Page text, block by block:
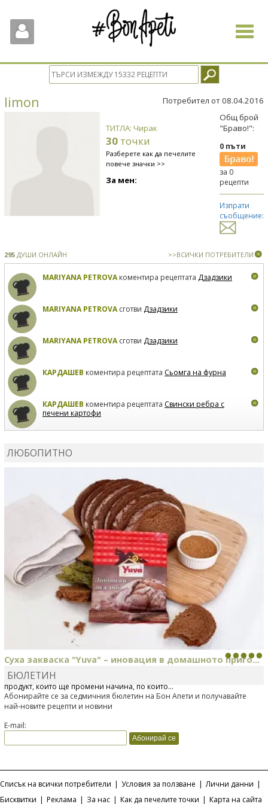
Toggle
limon Потребител от 08.04.2016
ТИТЛА: Чирак
30 точки
Разберете как да печелите
повече значки >>
За мен:
Общ брой
"Браво!":
0 пъти
за 0
рецепти
Изпрати
съобщение:
295 ДУШИ ОНЛАЙН >>ВСИЧКИ ПОТРЕБИТЕЛИ
MARIYANA PETROVAкоментира рецептата Дзадзики
MARIYANA PETROVAсготви Дзадзики
MARIYANA PETROVAсготви Дзадзики
КАРДАШЕВ коментира рецептата Сьомга на фурна
КАРДАШЕВ коментира рецептата Свински ребра с
печени картофи
ЛЮБОПИТНО
Суха закваска "Yuva" – иновация в домашното приго...
Отскоро Лесафр България стартира предлагането на изцяло нов
продукт, който ще промени начина, по който...
БЮЛЕТИН
Абонирайте се за седмичния бюлетин на Бон Апети и получавайте
най-новите рецепти и новини
E-mail:
Списък на всички потребители | Условия за ползване | Лични данни |
Бисквитки | Реклама | За нас | Как да печелите точки | Карта на сайта